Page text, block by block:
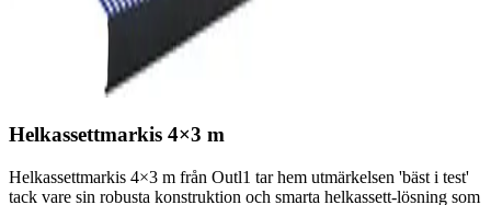
Helkassettmarkis 4×3 m
Helkassettmarkis 4×3 m från Outl1 tar hem utmärkelsen 'bäst i test'
tack vare sin robusta konstruktion och smarta helkassett-lösning som